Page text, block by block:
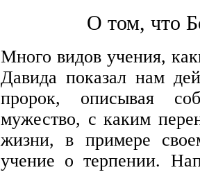
О том, что
Много видов учения,
Давида показал нам
пророк, описывая
мужество, с каким
жизни, в примере
учение о терпении.